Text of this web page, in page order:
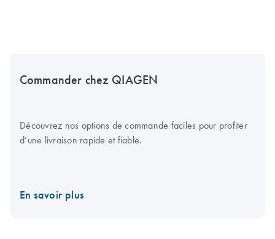
Commander chez QIAGEN
Découvrez nos options de commande faciles pour profiter
d’une livraison rapide et fiable.
En savoir plus